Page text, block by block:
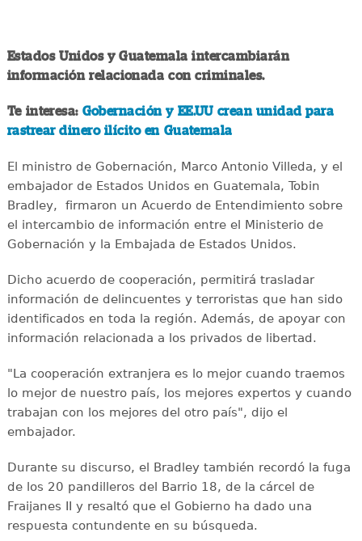
Estados Unidos y Guatemala intercambiarán
información relacionada con criminales.
Te interesa: Gobernación y EE.UU crean unidad para
rastrear dinero ilícito en Guatemala
El ministro de Gobernación, Marco Antonio Villeda, y el
embajador de Estados Unidos en Guatemala, Tobin
Bradley, firmaron un Acuerdo de Entendimiento sobre
el intercambio de información entre el Ministerio de
Gobernación y la Embajada de Estados Unidos.
Dicho acuerdo de cooperación, permitirá trasladar
información de delincuentes y terroristas que han sido
identificados en toda la región. Además, de apoyar con
información relacionada a los privados de libertad.
"La cooperación extranjera es lo mejor cuando traemos
lo mejor de nuestro país, los mejores expertos y cuando
trabajan con los mejores del otro país", dijo el
embajador.
Durante su discurso, el Bradley también recordó la fuga
de los 20 pandilleros del Barrio 18, de la cárcel de
Fraijanes II y resaltó que el Gobierno ha dado una
respuesta contundente en su búsqueda.